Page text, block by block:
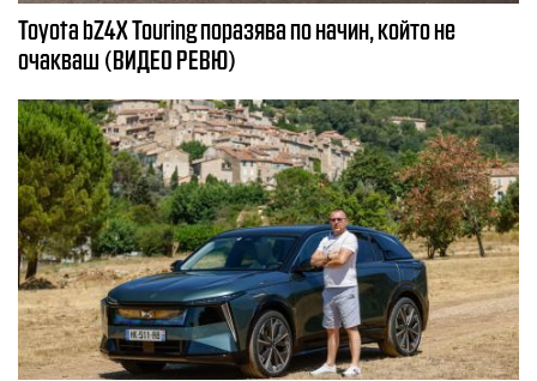
Toyota bZ4X Touring поразява по начин, който не
очакваш (ВИДЕО РЕВЮ)